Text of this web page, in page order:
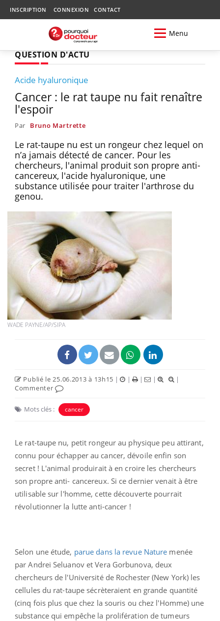
INSCRIPTION CONNEXION CONTACT
Menu
QUESTION D'ACTU
Acide hyaluronique
Cancer : le rat taupe nu fait renaître
l'espoir
Par Bruno Martrette
Le rat-taupe nu est un rongeur chez lequel on
n’a jamais détecté de cancer. Pour les
chercheurs, l'animal produit son propre anti-
cancereux, l'acide hyaluronique, une
substance utilisée pour traiter l'arthrose du
genou.
WADE PAYNE/AP/SIPA
Publié le 25.06.2013 à 13h15 | | | |
|
Commenter
Mots clés : cancer
Le rat-taupe nu, petit rongeur au physique peu attirant,
connu pour échapper au cancer, dévoile enfin son
secret ! L'animal produirait à en croire les chercheurs
son propre anti- cancereux. Si ce dernier venait à être
utilisable sur l'homme, cette découverte pourrait
révolutionner la lutte anti-cancer !
Selon une étude, parue dans la revue Nature menée
par Andrei Seluanov et Vera Gorbunova, deux
chercheurs de l'Université de Rochester (New York) les
cellules du rat-taupe sécrèteraient en grande quantité
(cinq fois plus que chez la souris ou chez l'Homme) une
substance qui empêche la prolifération de tumeurs